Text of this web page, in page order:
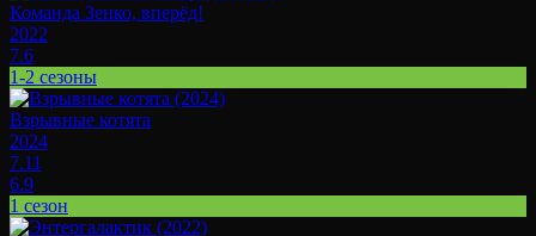
Команда Зенко, вперёд!
2022
7.6
1-2 сезоны
Взрывные котята
2024
7.11
6.9
1 сезон